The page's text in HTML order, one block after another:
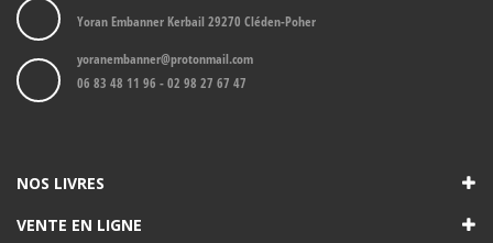
Yoran Embanner Kerbail 29270 Cléden-Poher
yoranembanner@protonmail.com
06 83 48 11 96 - 02 98 27 67 47
NOS LIVRES
VENTE EN LIGNE